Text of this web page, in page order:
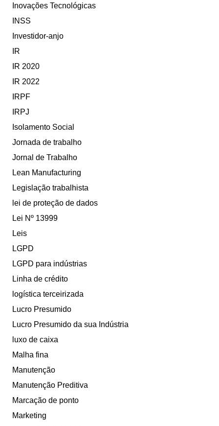
Inovações Tecnológicas
INSS
Investidor-anjo
IR
IR 2020
IR 2022
IRPF
IRPJ
Isolamento Social
Jornada de trabalho
Jornal de Trabalho
Lean Manufacturing
Legislação trabalhista
lei de proteção de dados
Lei Nº 13999
Leis
LGPD
LGPD para indústrias
Linha de crédito
logística terceirizada
Lucro Presumido
Lucro Presumido da sua Indústria
luxo de caixa
Malha fina
Manutenção
Manutenção Preditiva
Marcação de ponto
Marketing